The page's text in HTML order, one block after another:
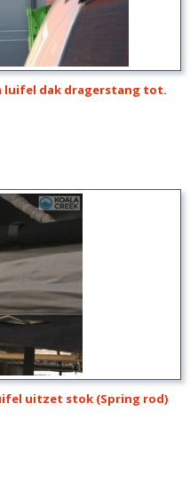
luifel dak dragerstang tot.
uitzet stok (Spring rod)